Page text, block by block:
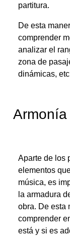
partitura.
De esta
comprender
analizar el
zona de
dinámicas,
Aparte de los
elementos
música, es
la armadura
obra. De esta
comprender
está y si es